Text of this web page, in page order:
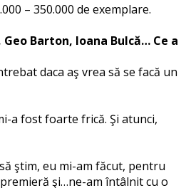
– 350.000 de exemplare.
Barton, Ioana Bulcă… Ce a
daca aş vrea să se facă un
a fost foarte frică. Şi atunci,
ştim, eu mi-am făcut, pentru
şi…ne-am întâlnit cu o